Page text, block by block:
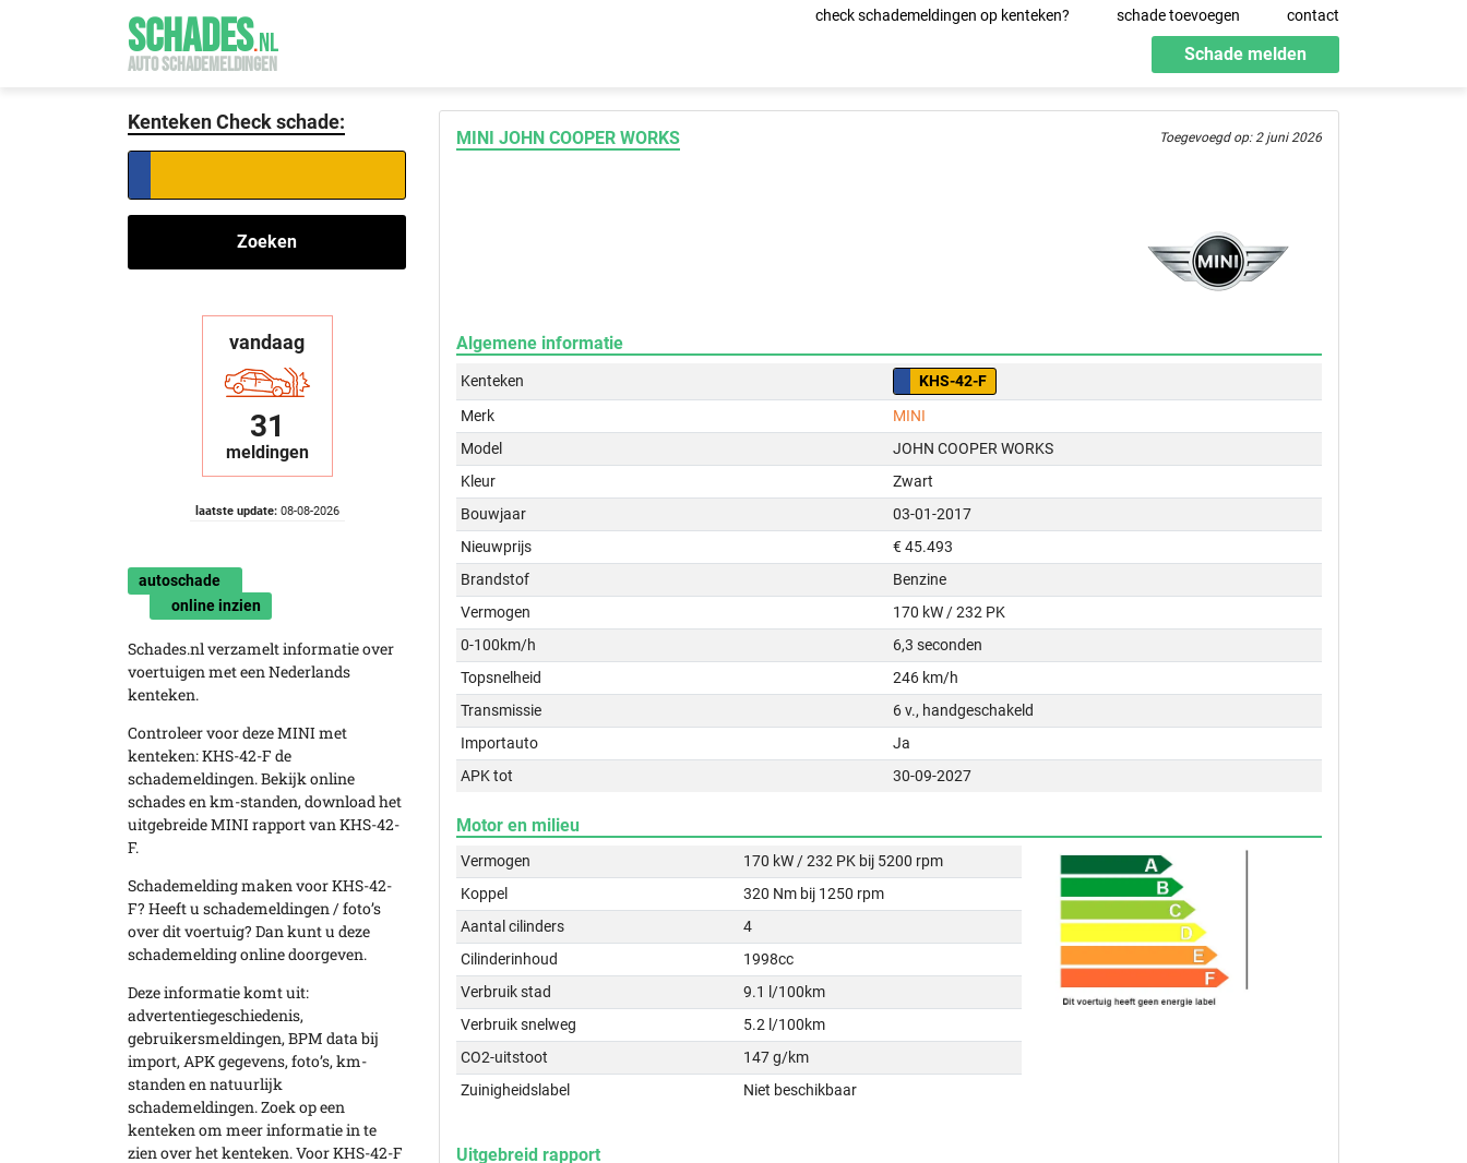
SCHADES.NL
AUTO SCHADEMELDINGEN
check schademeldingen op kenteken? schade toevoegen contact
Schade melden
Kenteken Check schade:
Zoeken
vandaag
31
meldingen
laatste update:08-08-2026
autoschade
online inzien
Schades.nl verzamelt informatie over
voertuigen met een Nederlands
kenteken.
Controleer voor deze MINI met
kenteken: KHS-42-F de
schademeldingen. Bekijk online
schades en km-standen, download het
uitgebreide MINI rapport van KHS-42-
F.
Schademelding maken voor KHS-42-
F? Heeft u schademeldingen / foto’s
over dit voertuig? Dan kunt u deze
schademelding online doorgeven.
Deze informatie komt uit:
advertentiegeschiedenis,
gebruikersmeldingen, BPM data bij
import, APK gegevens, foto’s, km-
standen en natuurlijk
schademeldingen. Zoek op een
kenteken om meer informatie in te
zien over het kenteken. Voor KHS-42-F
MINI JOHN COOPER WORKS Toegevoegd op: 2 juni 2026
Algemene informatie
Kenteken
KHS-42-F
Merk
MINI
Model
JOHN COOPER WORKS
Kleur
Zwart
Bouwjaar
03-01-2017
Nieuwprijs
€ 45.493
Brandstof
Benzine
Vermogen
170 kW / 232 PK
0-100km/h
6,3 seconden
Topsnelheid
246 km/h
Transmissie
6 v., handgeschakeld
Importauto
Ja
APK tot
30-09-2027
Motor en milieu
Vermogen
170 kW / 232 PK bij 5200 rpm
Koppel
320 Nm bij 1250 rpm
Aantal cilinders
4
Cilinderinhoud
1998cc
Verbruik stad
9.1 l/100km
Verbruik snelweg
5.2 l/100km
CO2-uitstoot
147 g/km
Zuinigheidslabel
Niet beschikbaar
Uitgebreid rapport